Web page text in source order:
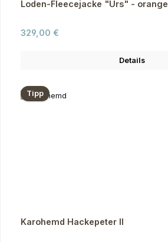
Loden-Fleecejacke "Urs" - orange
Regulärer Preis:
329,00 €
Details
Tipp
Karohemd Hackepeter II